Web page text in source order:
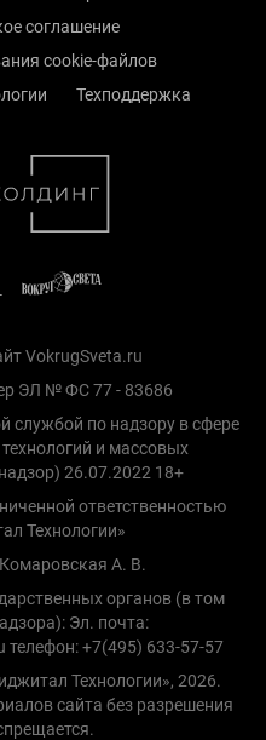
соглашение
cookie-файлов
Техподдержка
VokrugSveta.ru
ЭЛ № ФС 77 - 83686
службой по надзору в сфере
и массовых
26.07.2022 18+
ответственностью
Технологии»
А. В.
органов (в том
Эл. почта:
телефон: +7(495) 633-57-57
Технологии», 2026.
сайта без разрешения